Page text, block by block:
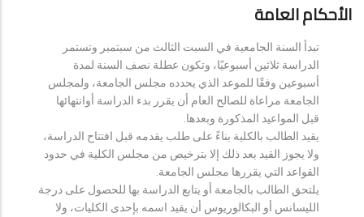
الأحكام العامة
تبدأ السنة الجامعية في السبت الثالث من سبتمبر وتستمر
الدراسة ثلاثين أسبوعيًا، وتكون عطلة نصف السنة لمدة
أسبوعين وفقًا للموعد الذي يحدده مجلس الجامعة، ولمجلس
الجامعة مراعاة للصالح العام أن يقرر بدء الدراسة أوانتهائها
قبل المواعيد المذكورة وبعدها.
يقيد الطالب بالكلية بناءً على طلب يقدمه قبل افتتاح الدراسة،
ولا يجوز القيد بعد ذلك إلا بترخيص من مجلس الكلية في حدود
القواعد التي يقررها مجلس الجامعة.
يلتحق الطالب بالجامعة أو يتابع الدراسة بها للحصول على درجة
الليسانس أو البكالوريوس أن يقيد اسمه بإحدى الكليات، ولا